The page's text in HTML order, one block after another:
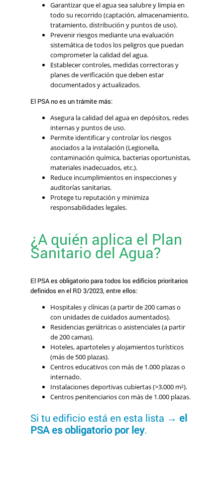
Garantizar que el agua sea salubre y limpia en
todo su recorrido (captación, almacenamiento,
tratamiento, distribución y puntos de uso).
Prevenir riesgos mediante una evaluación
sistemática de todos los peligros que puedan
comprometer la calidad del agua.
Establecer controles, medidas correctoras y
planes de verificación que deben estar
documentados y actualizados.
El PSA no es un trámite más:
Asegura la calidad del agua en depósitos, redes
internas y puntos de uso.
Permite identificar y controlar los riesgos
asociados a la instalación (Legionella,
contaminación química, bacterias oportunistas,
materiales inadecuados, etc.).
Reduce incumplimientos en inspecciones y
auditorías sanitarias.
Protege tu reputación y minimiza
responsabilidades legales.
¿A quién aplica el Plan
Sanitario del Agua?
El PSA es obligatorio para todos los edificios prioritarios
definidos en el RD 3/2023, entre ellos:
Hospitales y clínicas (a partir de 200 camas o
con unidades de cuidados aumentados).
Residencias geriátricas o asistenciales (a partir
de 200 camas).
Hoteles, apartoteles y alojamientos turísticos
(más de 500 plazas).
Centros educativos con más de 1.000 plazas o
internado.
Instalaciones deportivas cubiertas (>3.000 m²).
Centros penitenciarios con más de 1.000 plazas.
Si tu edificio está en esta lista → el
PSA es obligatorio por ley.